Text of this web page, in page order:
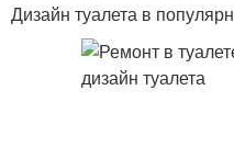
Дизайн туалета в